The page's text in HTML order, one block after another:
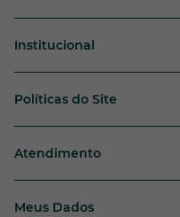
Institucional
Políticas do Site
Atendimento
Meus Dados